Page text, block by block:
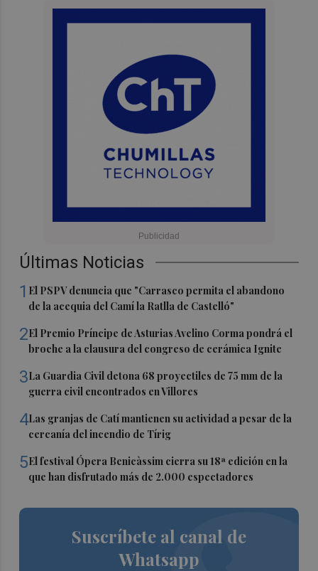
Últimas Noticias
1 El PSPV denuncia que "Carrasco permita el abandono
de la acequia del Camí la Ratlla de Castelló"
2El Premio Príncipe de Asturias Avelino Corma pondrá el
broche a la clausura del congreso de cerámica Ignite
3La Guardia Civil detona 68 proyectiles de 75 mm de la
guerra civil encontrados en Villores
4Las granjas de Catí mantienen su actividad a pesar de la
cercanía del incendio de Tírig
5El festival Ópera Benicàssim cierra su 18ª edición en la
que han disfrutado más de 2.000 espectadores
Suscríbete al canal de
Whatsapp